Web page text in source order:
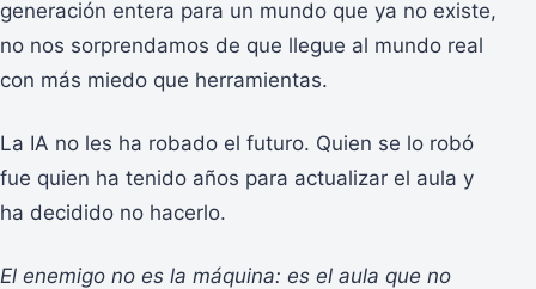
generación entera para un mundo que ya no existe,
no nos sorprendamos de que llegue al mundo real
con más miedo que herramientas.
La IA no les ha robado el futuro. Quien se lo robó
fue quien ha tenido años para actualizar el aula y
ha decidido no hacerlo.
El enemigo no es la máquina: es el aula que no